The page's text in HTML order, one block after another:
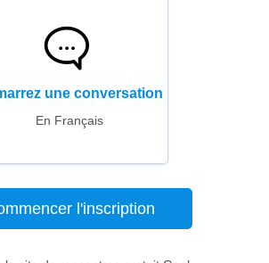
une conversation
En Français
l'inscription